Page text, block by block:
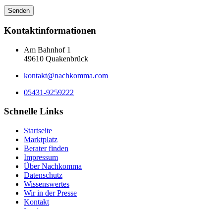
Kontaktinformationen
Am Bahnhof 1
49610 Quakenbrück
kontakt@nachkomma.com
05431-9259222
Schnelle Links
Startseite
Marktplatz
Berater finden
Impressum
Über Nachkomma
Datenschutz
Wissenswertes
Wir in der Presse
Kontakt